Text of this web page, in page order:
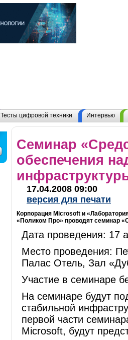
Тесты цифровой техники Интервью
Семинар
обеспечения
17.04.2008 09:00
версия для печати
Корпорация Microsoft и
«Поликом Про» проводят семинар
Дата проведения: 17
Место проведения:
Палас Отель, Зал
Участие в семинаре
На семинаре будут
стабильной
первой части
Microsoft, будут